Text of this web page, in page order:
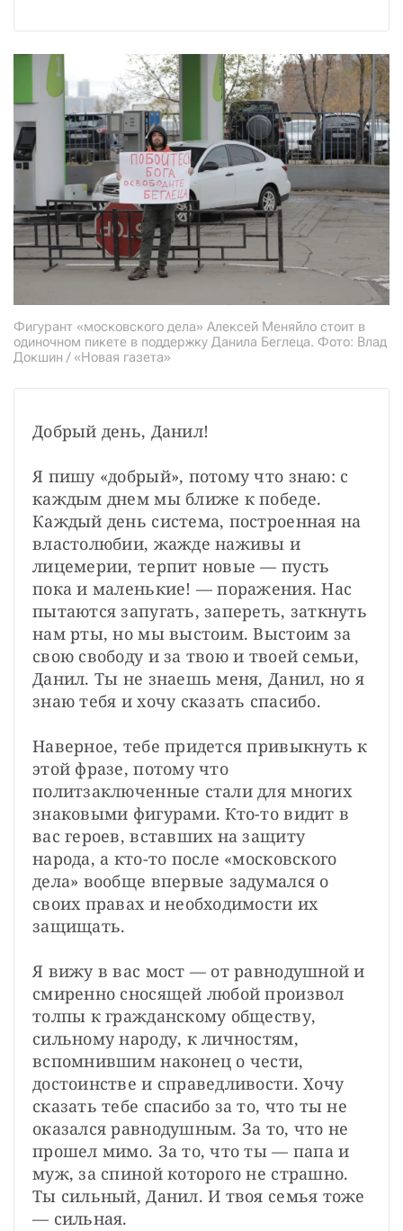
Фигурант «московского дела» Алексей Меняйло стоит в
одиночном пикете в поддержку Данила Беглеца. Фото: Влад
Докшин / «Новая газета»
Добрый день, Данил!
Я пишу «добрый», потому что знаю: с
каждым днем мы ближе к победе.
Каждый день система, построенная на
властолюбии, жажде наживы и
лицемерии, терпит новые — пусть
пока и маленькие! — поражения. Нас
пытаются запугать, запереть, заткнуть
нам рты, но мы выстоим. Выстоим за
свою свободу и за твою и твоей семьи,
Данил. Ты не знаешь меня, Данил, но я
знаю тебя и хочу сказать спасибо.
Наверное, тебе придется привыкнуть к
этой фразе, потому что
политзаключенные стали для многих
знаковыми фигурами. Кто-то видит в
вас героев, вставших на защиту
народа, а кто-то после «московского
дела» вообще впервые задумался о
своих правах и необходимости их
защищать.
Я вижу в вас мост — от равнодушной и
смиренно сносящей любой произвол
толпы к гражданскому обществу,
сильному народу, к личностям,
вспомнившим наконец о чести,
достоинстве и справедливости. Хочу
сказать тебе спасибо за то, что ты не
оказался равнодушным. За то, что не
прошел мимо. За то, что ты — папа и
муж, за спиной которого не страшно.
Ты сильный, Данил. И твоя семья тоже
— сильная.